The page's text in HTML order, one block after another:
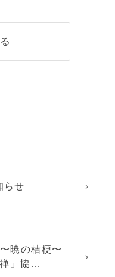
らせ
暁の桔梗〜
」協…